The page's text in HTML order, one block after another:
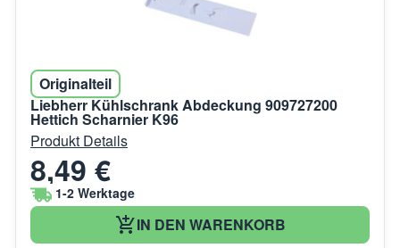
Originalteil
Liebherr Kühlschrank Abdeckung 909727200
Hettich Scharnier K96
Produkt Details
8,49 €
1-2 Werktage
IN DEN WARENKORB